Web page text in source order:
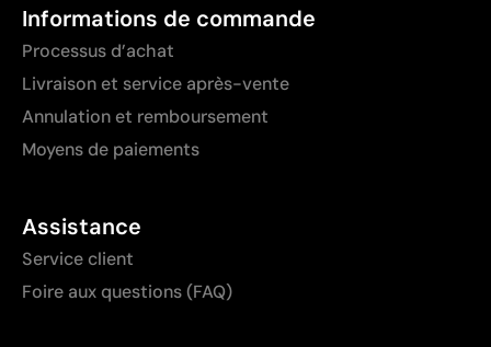
Informations de commande
Processus d’achat
Livraison et service après-vente
Annulation et remboursement
Moyens de paiements
Assistance
Service client
Foire aux questions (FAQ)